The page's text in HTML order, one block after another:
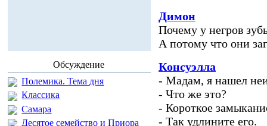
Обсуждение
Полемика. Тема дня
Классика
Самара
Десятое семейство и Приора
Димон
Почему у негров
А потому что они
Консуэлла
- Мадам, я нашел
- Что же это?
- Короткое
- Так удлините его.